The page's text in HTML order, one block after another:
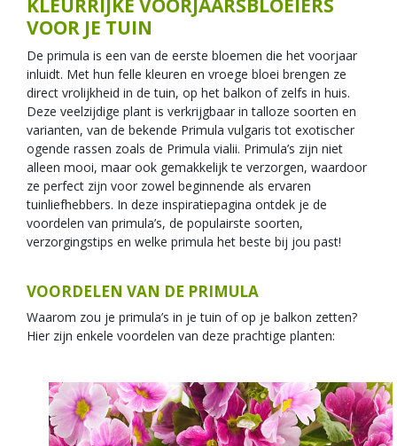
KLEURRIJKE VOORJAARSBLOEIERS
VOOR JE TUIN
De primula is een van de eerste bloemen die het voorjaar
inluidt. Met hun felle kleuren en vroege bloei brengen ze
direct vrolijkheid in de tuin, op het balkon of zelfs in huis.
Deze veelzijdige plant is verkrijgbaar in talloze soorten en
varianten, van de bekende Primula vulgaris tot exotischer
ogende rassen zoals de Primula vialii. Primula’s zijn niet
alleen mooi, maar ook gemakkelijk te verzorgen, waardoor
ze perfect zijn voor zowel beginnende als ervaren
tuinliefhebbers. In deze inspiratiepagina ontdek je de
voordelen van primula’s, de populairste soorten,
verzorgingstips en welke primula het beste bij jou past!
VOORDELEN VAN DE PRIMULA
Waarom zou je primula’s in je tuin of op je balkon zetten?
Hier zijn enkele voordelen van deze prachtige planten: